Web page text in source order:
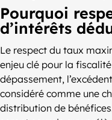
Pourquoi
d’intérêts
Le respect du taux
enjeu clé pour la
dépassement,
considéré comme une
distribution de